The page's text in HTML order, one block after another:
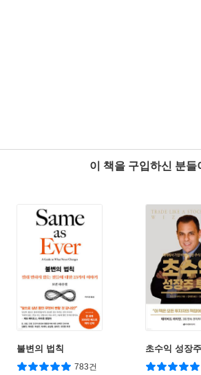
이 책을 구입하신 분
불변의 법칙
783건
초수익 성장